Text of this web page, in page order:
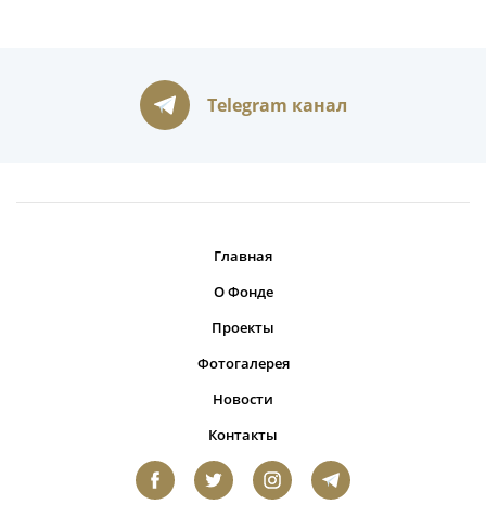
Telegram канал
Главная
О Фонде
Проекты
Фотогалерея
Новости
Контакты